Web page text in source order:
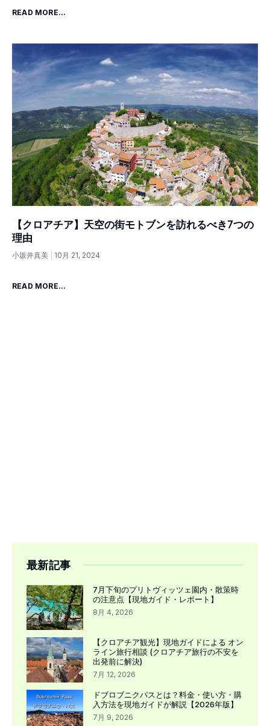
READ MORE...
【クロアチア】天空の街モトブンを訪れるべき7つの
理由
小坂井真美 10月 21, 2024
READ MORE...
最新記事
7月下旬のプリトヴィッツェ園内・散策時
の注意点【現地ガイド・レポート】
8月 4, 2026
【クロアチア観光】現地ガイドによる オン
ライン旅行相談 (クロアチア旅行の不安を
出発前に解決)
7月 12, 2026
ドブロブニクパスとは？料金・使い方・購
入方法を現地ガイドが解説【2026年版】
7月 9, 2026